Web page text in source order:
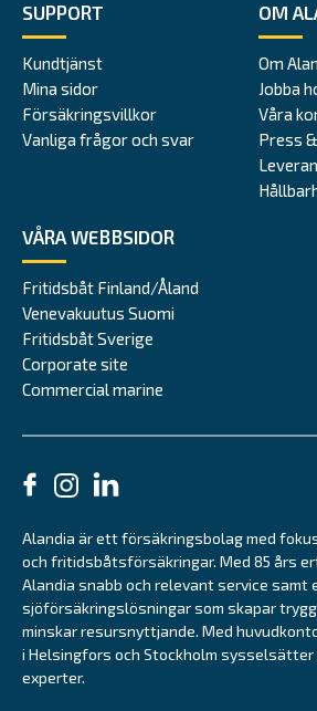
SUPPORT
Kundtjänst
Mina sidor
Försäkringsvillkor
Vanliga frågor och svar
OM
Om
Jobba
Våra
Press
VÅRA WEBBSIDOR
Fritidsbåt Finland/Åland
Venevakuutus Suomi
Fritidsbåt Sverige
Corporate site
Commercial marine
Alandia är ett försäkringsbolag med
och fritidsbåtsförsäkringar. Med 85 års
Alandia snabb och relevant service samt
sjöförsäkringslösningar som skapar
minskar resursnyttjande. Med
i Helsingfors och Stockholm sysselsätter
experter.